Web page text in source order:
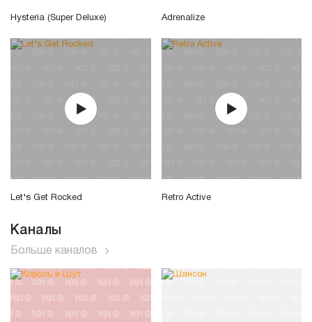
Hysteria (Super Deluxe) Adrenalize
Let's Get Rocked Retro Active
Каналы
Больше каналов